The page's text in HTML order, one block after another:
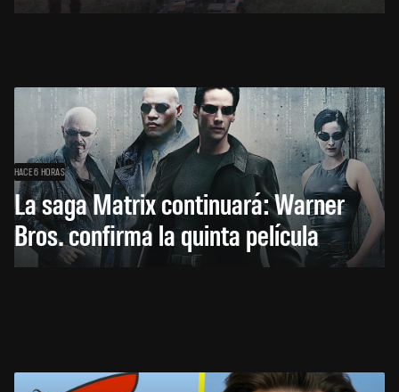
HACE 6 HORAS
La saga Matrix continuará: Warner
Bros. confirma la quinta película